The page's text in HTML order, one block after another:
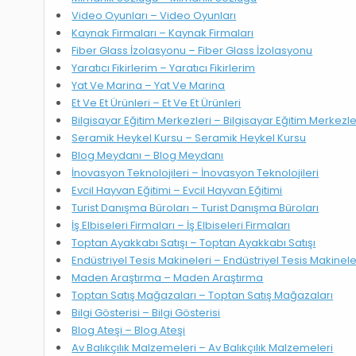
Video Oyunları – Video Oyunları
Kaynak Firmaları – Kaynak Firmaları
Fiber Glass İzolasyonu – Fiber Glass İzolasyonu
Yaratıcı Fikirlerim – Yaratıcı Fikirlerim
Yat Ve Marina – Yat Ve Marina
Et Ve Et Ürünleri – Et Ve Et Ürünleri
Bilgisayar Eğitim Merkezleri – Bilgisayar Eğitim
Seramik Heykel Kursu – Seramik Heykel Kursu
Blog Meydanı – Blog Meydanı
İnovasyon Teknolojileri – İnovasyon Teknolojileri
Evcil Hayvan Eğitimi – Evcil Hayvan Eğitimi
Turist Danışma Büroları – Turist Danışma Büroları
İş Elbiseleri Firmaları – İş Elbiseleri Firmaları
Toptan Ayakkabı Satışı – Toptan Ayakkabı Satışı
Endüstriyel Tesis Makineleri – Endüstriyel Tesis
Maden Araştırma – Maden Araştırma
Toptan Satış Mağazaları – Toptan Satış Mağazaları
Bilgi Gösterisi – Bilgi Gösterisi
Blog Ateşi – Blog Ateşi
Av Balıkçılık Malzemeleri – Av Balıkçılık Malzemeleri